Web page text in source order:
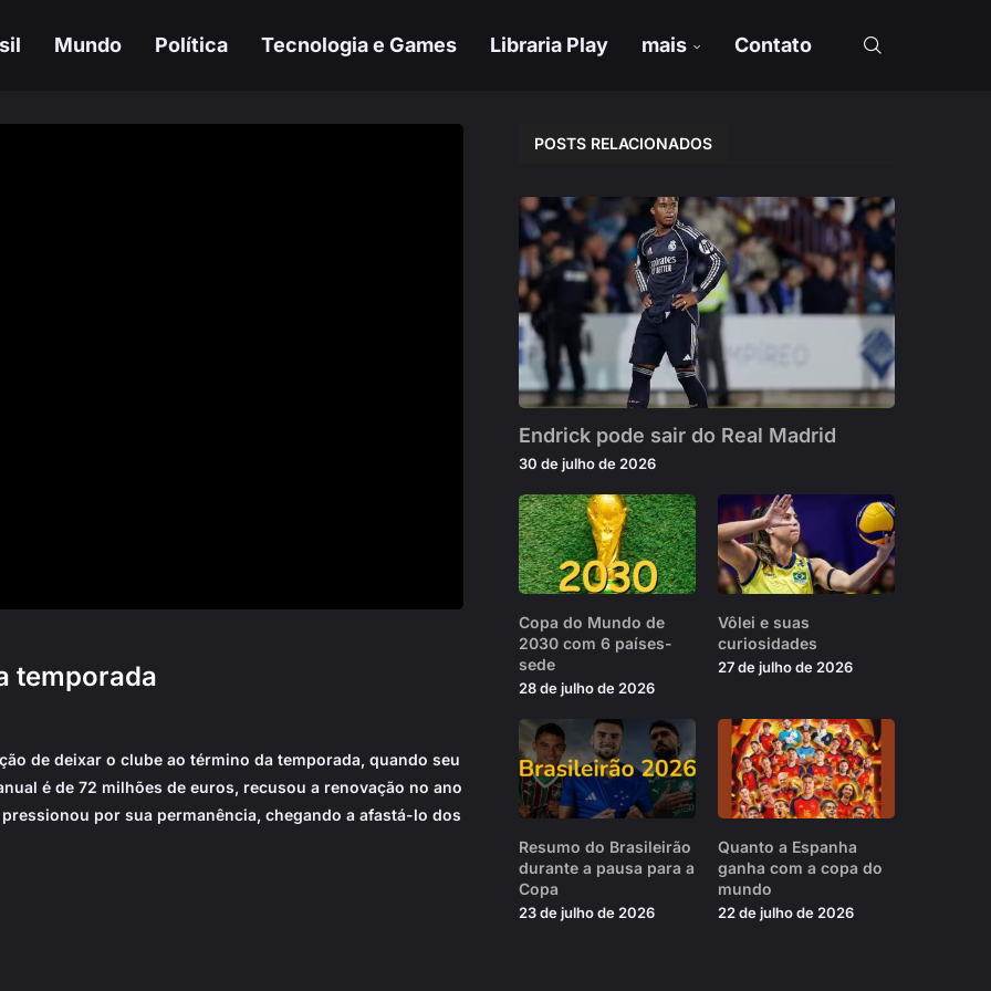
Mundo Política Tecnologia e Games Libraria Play mais Contato
temporada
de deixar o clube ao término da temporada, quando seu
é de 72 milhões de euros, recusou a renovação no ano
por sua permanência, chegando a afastá-lo dos
POSTS RELACIONADOS
Endrick pode sair do Real Madrid
30 de julho de 2026
Copa do Mundo de
2030 com 6 países-
sede
28 de julho de 2026
Vôlei e suas
curiosidades
27 de julho de 2026
Resumo do Brasileirão
durante a pausa para a
Copa
23 de julho de 2026
Quanto a Espanha
ganha com a copa do
mundo
22 de julho de 2026